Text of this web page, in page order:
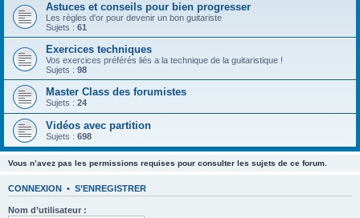
Astuces et conseils pour bien progresser
Les règles d'or pour devenir un bon guitariste
Sujets : 61
Exercices techniques
Vos exercices préférés liés a la technique de la guitaristique !
Sujets : 98
Master Class des forumistes
Sujets : 24
Vidéos avec partition
Sujets : 698
Vous n’avez pas les permissions requises pour consulter les sujets de ce forum.
CONNEXION • S’ENREGISTRER
Nom d’utilisateur :